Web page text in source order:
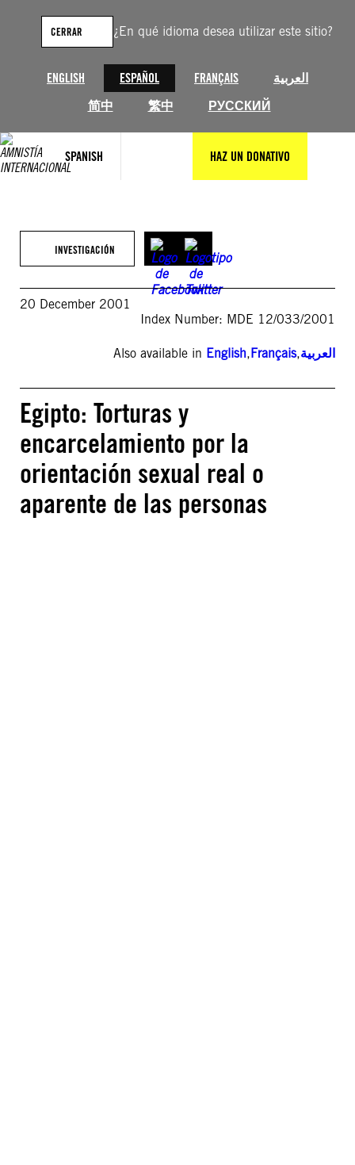
¿En qué idioma desea utilizar este sitio?
ENGLISH ESPAÑOL FRANÇAIS
العربية
简中
繁中 РУССКИЙ
CERRAR
SPANISH HAZ UN DONATIVO
contenido
INVESTIGACIÓN
20 December 2001
Index Number: MDE 12/033/2001
Also available in English,Français,العربية
Egipto: Torturas y
encarcelamiento por la
orientación sexual real o
aparente de las personas